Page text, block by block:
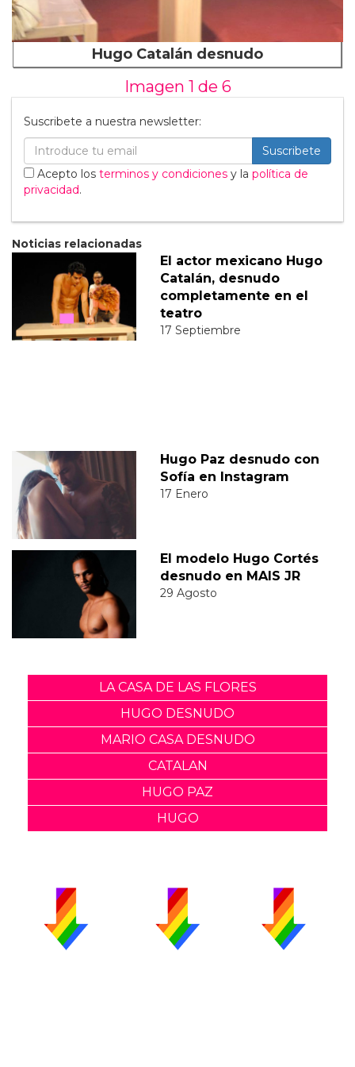
Hugo Catalán desnudo
Imagen 1 de 6
Suscribete a nuestra newsletter:
Suscribete
Acepto los terminos y condiciones y la política de
privacidad.
Noticias relacionadas
El actor mexicano Hugo
Catalán, desnudo
completamente en el
teatro
17 Septiembre
Hugo Paz desnudo con
Sofía en Instagram
17 Enero
El modelo Hugo Cortés
desnudo en MAIS JR
29 Agosto
LA CASA DE LAS FLORES
HUGO DESNUDO
MARIO CASA DESNUDO
CATALAN
HUGO PAZ
HUGO